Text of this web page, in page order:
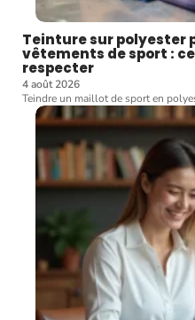
Teinture sur polyester
vêtements de sport :
respecter
4 août 2026
Teindre un maillot de sport en